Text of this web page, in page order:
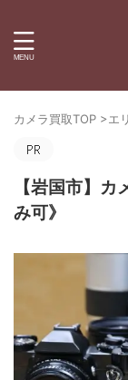
カメラ買取TOP >エ
【岩国市】
み可》